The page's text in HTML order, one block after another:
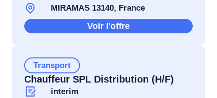
MIRAMAS 13140, France
Voir l'offre
Transport
Chauffeur SPL Distribution (H/F)
interim